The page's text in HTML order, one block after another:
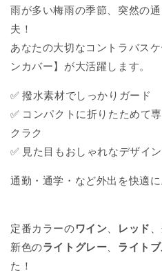
雨が多い梅雨の季節、突然の
夫！
あなたの大切なコントラバス
ンカバー】が大活躍します。
✅ 撥水素材でしっかりガード
✅ コンパクトに折りたためて
クラク
✅ 見た目もおしゃれなデザイ
通勤・通学・など外出を快適に
定番カラーのワイン レッド
新色のライトグレー ライト
た！